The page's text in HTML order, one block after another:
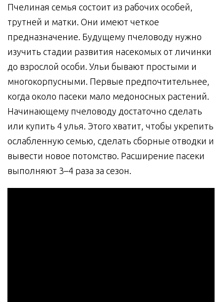
Пчелиная семья состоит из рабочих особей,
трутней и матки. Они имеют четкое
предназначение. Будущему пчеловоду нужно
изучить стадии развития насекомых от личинки
до взрослой особи. Ульи бывают простыми и
многокорпусными. Первые предпочтительнее,
когда около пасеки мало медоносных растений.
Начинающему пчеловоду достаточно сделать
или купить 4 улья. Этого хватит, чтобы укрепить
ослабленную семью, сделать сборные отводки и
вывести новое потомство. Расширение пасеки
выполняют 3–4 раза за сезон.